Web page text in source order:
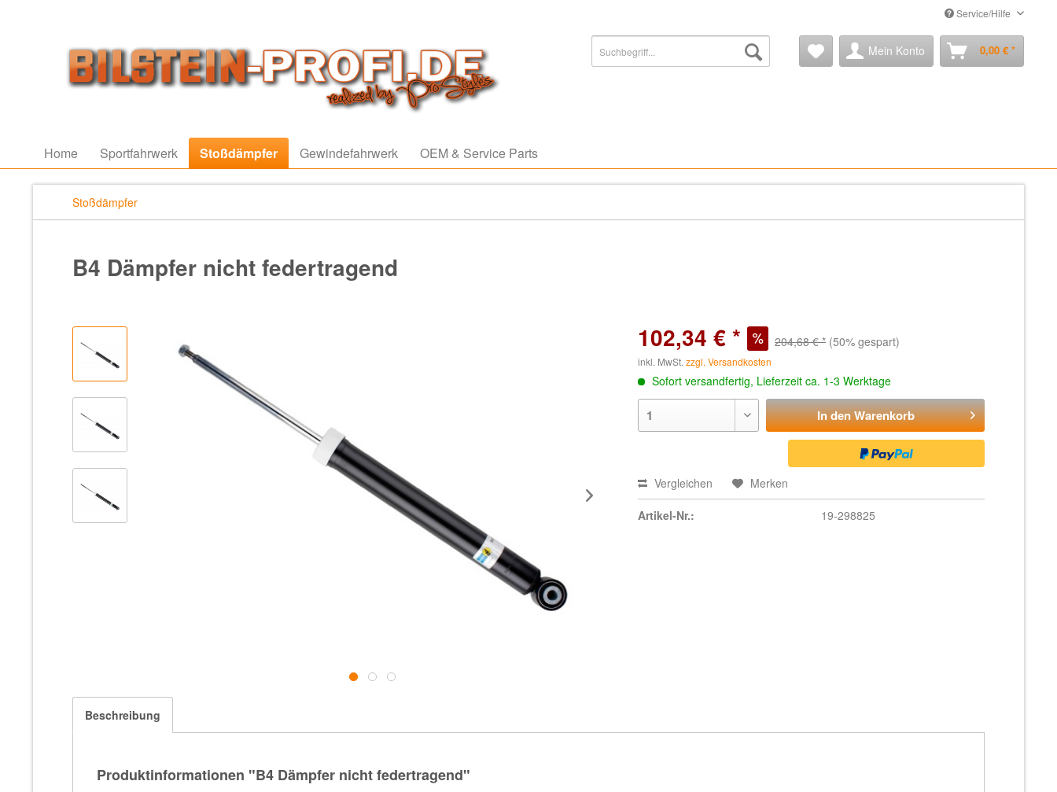
Service/Hilfe
Mein Konto 0,00 € *
Home Sportfahrwerk Stoßdämpfer Gewindefahrwerk OEM & Service Parts
Stoßdämpfer
B4 Dämpfer nicht federtragend
102,34 € * 204,68 € * (50% gespart)
inkl. MwSt.zzgl. Versandkosten
Sofort versandfertig, Lieferzeit ca. 1-3 Werktage
In denWarenkorb
Vergleichen Merken
Artikel-Nr.: 19-298825
Beschreibung
Produktinformationen "B4 Dämpfer nicht federtragend"